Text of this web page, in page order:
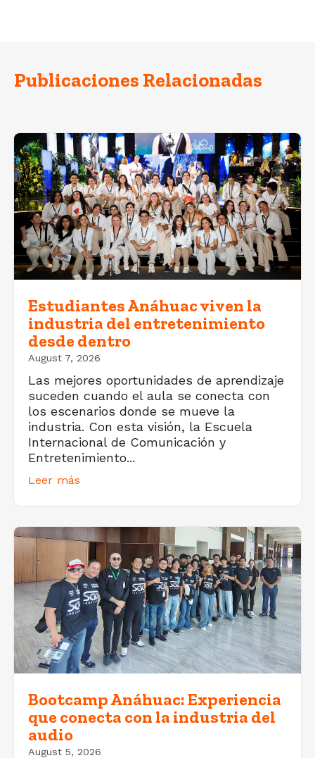
Publicaciones Relacionadas
Estudiantes Anáhuac viven la
industria del entretenimiento
desde dentro
August 7, 2026
Las mejores oportunidades de aprendizaje
suceden cuando el aula se conecta con
los escenarios donde se mueve la
industria. Con esta visión, la Escuela
Internacional de Comunicación y
Entretenimiento...
Leer más
Bootcamp Anáhuac: Experiencia
que conecta con la industria del
audio
August 5, 2026